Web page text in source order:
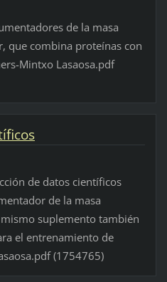
de la masa
que combina proteínas con
Mintxo Lasaosa.pdf
de datos científicos
de la masa
suplemento también
el entrenamiento de
(1754765)